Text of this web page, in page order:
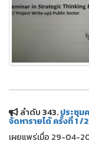
ลำดับ 343.ประชุม
จัดหารายได้ ครั้งที่ 1 /
เผยแพร่เมื่อ 29-04-